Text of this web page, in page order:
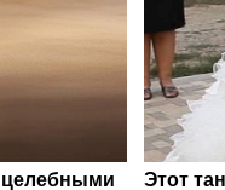
целебными
Этот